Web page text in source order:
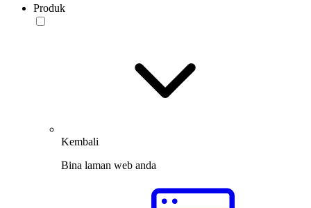
Produk
Kembali
Bina laman web anda